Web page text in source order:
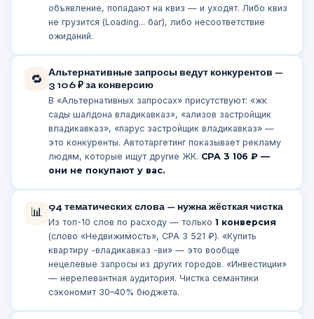
объявление, попадают на квиз — и уходят. Либо квиз
не грузится (Loading... баг), либо несоответствие
ожиданий.
🔁
Альтернативные запросы ведут конкурентов —
3 106 ₽ за конверсию
В «Альтернативных запросах» присутствуют: «жк
сады шалдона владикавказ», «ализов застройщик
владикавказ», «парус застройщик владикавказ» —
это конкуренты. Автотаргетинг показывает рекламу
людям, которые ищут другие ЖК. CPA 3 106 ₽ —
они не покупают у вас.
📊 94 тематических слова — нужна жёсткая чистка
Из топ-10 слов по расходу — только 1 конверсия
(слово «Недвижимость», CPA 3 521 ₽). «Купить
квартиру -владикавказ -ви» — это вообще
нецелевые запросы из других городов. «Инвестиции»
— нерелевантная аудитория. Чистка семантики
сэкономит 30–40% бюджета.